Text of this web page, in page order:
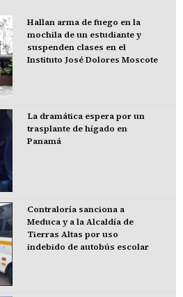
Hallan arma de fuego en la
mochila de un estudiante y
suspenden clases en el
Instituto José Dolores Moscote
La dramática espera por un
trasplante de hígado en
Panamá
Contraloría sanciona a
Meduca y a la Alcaldía de
Tierras Altas por uso
indebido de autobús escolar